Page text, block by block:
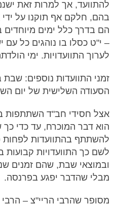
להתוועד, אך למרות זאת
בהם, חלקם אף תוקנו על ידי
הם בדרך כלל ימים מיוחדים
– י"ט כסלו בו נוהגים כל
לערוך התוועדויות. ימי
זמני התוועדות נוספים:
הסעודה השלישית של יום
אצל חסידי חב"ד השתתפות
הוא דבר המוכרח, עד כדי כך
להשתתף בהתוועדות לפחות
לשם כך התוועדויות
ובמוצאי שבת, שהם זמנים
מבלי שהדבר יפגע בפרנסה.
מסופר שהרבי הריי"צ –